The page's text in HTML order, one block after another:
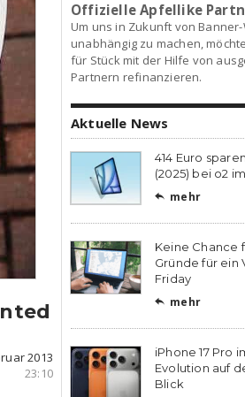
2013
23:10
Offizielle Apfellike
Um uns in Zukunft von
unabhängig zu machen,
für Stück mit der Hilfe von
Partnern refinanzieren.
Aktuelle News
414 Euro
(2025) bei o2
 mehr
Keine Chance
Gründe für ein
Friday
 mehr
iPhone 17 Pro
Evolution auf
Blick